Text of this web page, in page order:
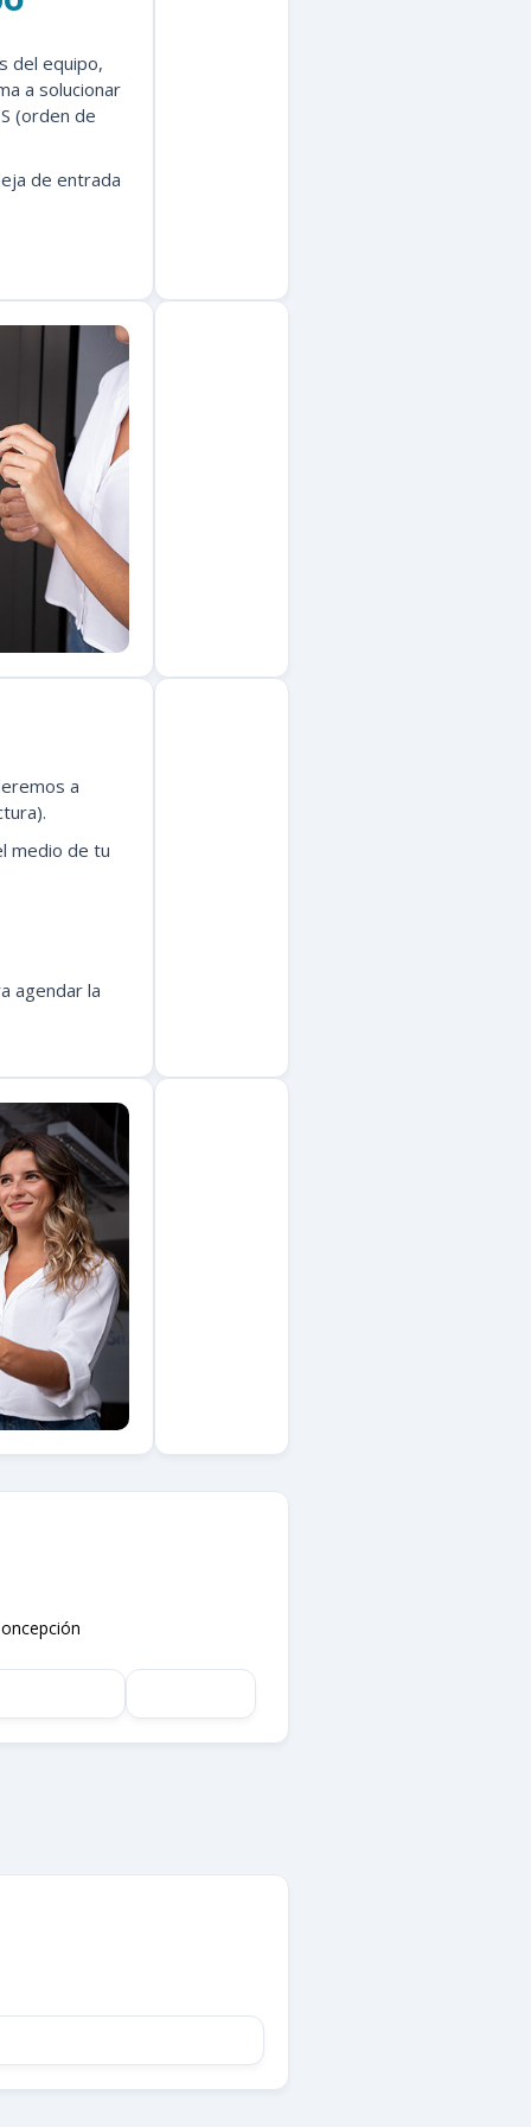
del equipo,
a solucionar
(orden de
de entrada
a
medio de tu
agendar la